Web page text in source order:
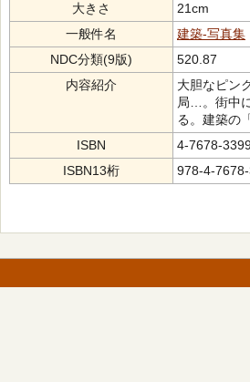
大きさ
21cm
一般件名
建築-写真集
NDC分類(9版)
520.87
内容紹介
大胆なピン
局…。街中
る。建築の
ISBN
4-7678-
ISBN13桁
978-4-